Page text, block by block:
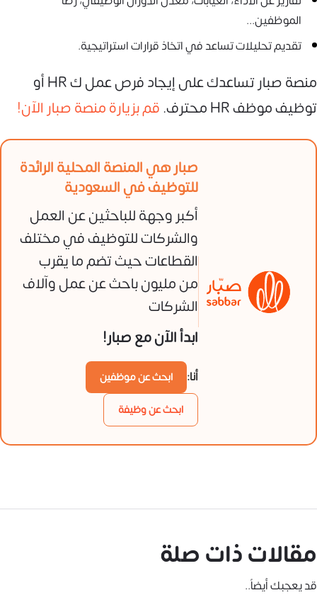
الموظفين...
تقديم تحليلات تساعد في اتخاذ قرارات استراتيجية.
منصة صبار تساعدك على إيجاد فرص عمل ك HR أو
توظيف موظف HR محترف.
قم بزيارة منصة صبار الآن!
صبار هي المنصة المحلية الرائدة
للتوظيف في السعودية
أكبر وجهة للباحثين عن العمل
والشركات للتوظيف في مختلف
القطاعات حيث تضم ما يقرب
من مليون باحث عن عمل وآلاف
الشركات
ابدأ الآن مع صبار!
أنا:
ابحث عن موظفين
ابحث عن وظيفة
مقالات ذات صلة
قد يعجبك أيضاً..